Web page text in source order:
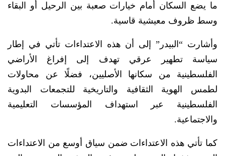
ما يضع السكان أمام خيارات صعبة بين الرحيل أو البقاء
وسط ظروف معيشية قاسية.
وأشارت “البيدر” إلى أن هذه الاعتداءات تأتي في إطار
سياسة تطهير عرقي تهدف إلى إفراغ الأراضي
الفلسطينية من سكانها الأصليين، فضلًا عن محاولات
لطمس الهوية الثقافية والتاريخية للتجمعات البدوية
الفلسطينية عبر استهداف المؤسسات التعليمية
والاجتماعية.
كما تأتي هذه الاعتداءات ضمن سياق أوسع من الاعتداءات